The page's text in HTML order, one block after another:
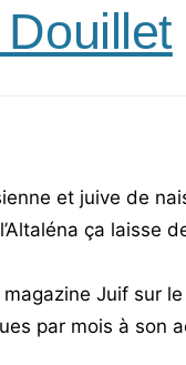
et juive de
ça laisse
Juif sur
par mois à son